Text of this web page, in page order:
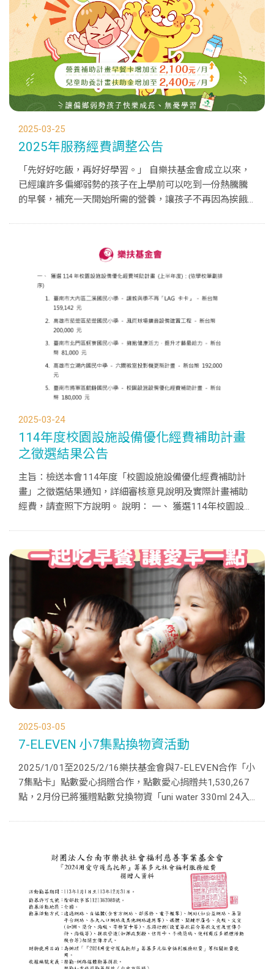
2025-03-25
2025年服務經費調整公告
「先好好吃飯，再好好學習。」 自樂扶基金會成立以來，
已經讓許多偏鄉弱勢的孩子在上學前可以吃到一份熱騰騰
的早餐，補充一天開始所需的營養，讓孩子不再因為挨餓
2025-03-24
114年度校園設施設備優化經費補助計畫
之徵選結果公告
主旨：檢送本會114年度「校園設施設備優化經費補助計
畫」之徵選結果通知，詳細審核意見說明及實際計畫補助
經費，請查照下方說明。 說明： 一、 獲選114年校園設施
2025-03-05
7-ELEVEN 小7集點換物資活動
2025/1/01至2025/2/16樂扶基金會與7-ELEVEN合作「小
7集點卡」點數愛心捐贈合作，點數愛心捐贈共1,530,267
點，2月份已將獲贈點數兌換物資「uni water 330ml 24入/